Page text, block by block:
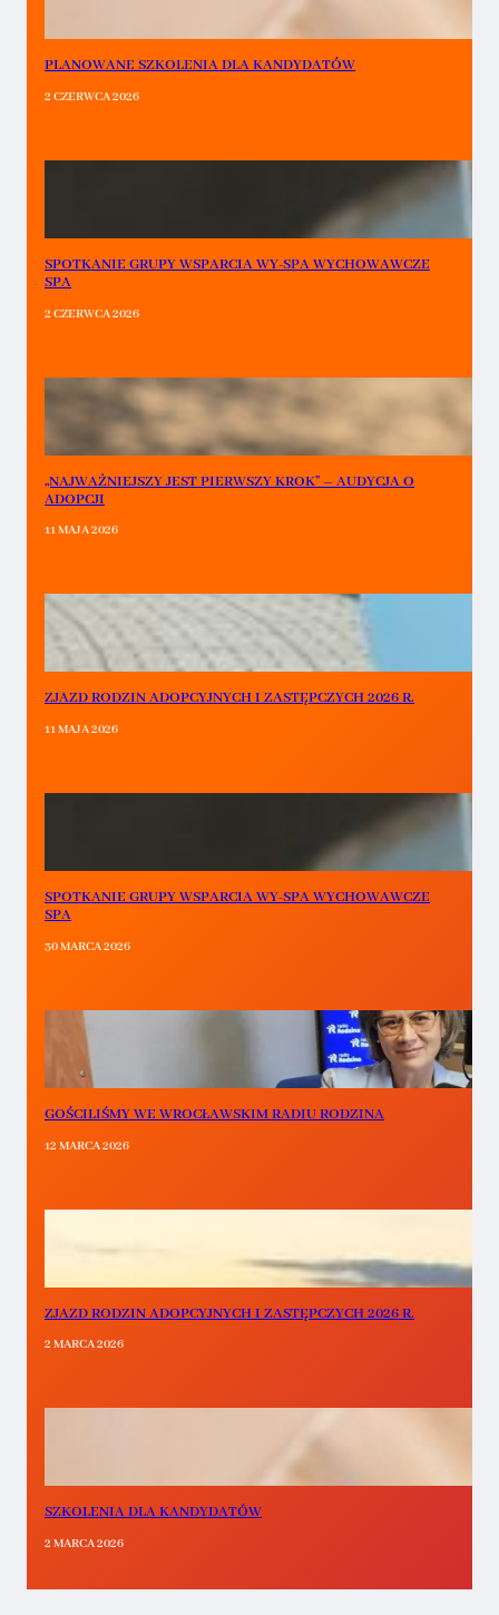
PLANOWANE SZKOLENIA DLA KANDYDATÓW
2 CZERWCA 2026
SPOTKANIE GRUPY WSPARCIA WY-SPA WYCHOWAWCZE
SPA
2 CZERWCA 2026
„NAJWAŻNIEJSZY JEST PIERWSZY KROK” – AUDYCJA O
ADOPCJI
11 MAJA 2026
ZJAZD RODZIN ADOPCYJNYCH I ZASTĘPCZYCH 2026 R.
11 MAJA 2026
SPOTKANIE GRUPY WSPARCIA WY-SPA WYCHOWAWCZE
SPA
30 MARCA 2026
GOŚCILIŚMY WE WROCŁAWSKIM RADIU RODZINA
12 MARCA 2026
ZJAZD RODZIN ADOPCYJNYCH I ZASTĘPCZYCH 2026 R.
2 MARCA 2026
SZKOLENIA DLA KANDYDATÓW
2 MARCA 2026